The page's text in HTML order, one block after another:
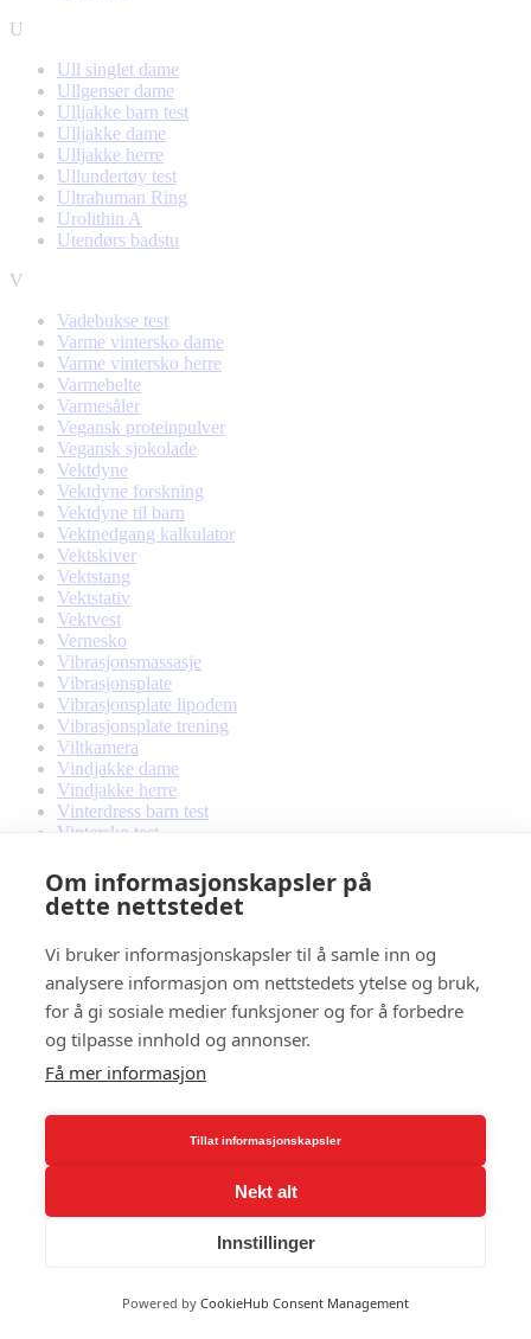
U
Ull singlet dame
Ullgenser dame
Ulljakke barn test
Ulljakke dame
Ulljakke herre
Ullundertøy test
Ultrahuman Ring
Urolithin A
Utendørs badstu
V
Vadebukse test
Varme vintersko dame
Varme vintersko herre
Varmebelte
Varmesåler
Vegansk proteinpulver
Vegansk sjokolade
Vektdyne
Vektdyne forskning
Vektdyne til barn
Vektnedgang kalkulator
Vektskiver
Vektstang
Vektstativ
Vektvest
Vernesko
Vibrasjonsmassasje
Vibrasjonsplate
Vibrasjonsplate lipodem
Vibrasjonsplate trening
Viltkamera
Vindjakke dame
Vindjakke herre
Vinterdress barn test
Vintersko test
Vitamin b12 test
Vitamin D3
VO2 max
Våtdrakt barn
Våtdrakt test
Wahoo sykkelrulle
Walking Pad Test
Om informasjonskapsler på
dette nettstedet
Vi bruker informasjonskapsler til å samle inn og
analysere informasjon om nettstedets ytelse og bruk,
for å gi sosiale medier funksjoner og for å forbedre
og tilpasse innhold og annonser.
Få mer informasjon
Tillat informasjonskapsler
Nekt alt
Innstillinger
Powered by CookieHub Consent Management